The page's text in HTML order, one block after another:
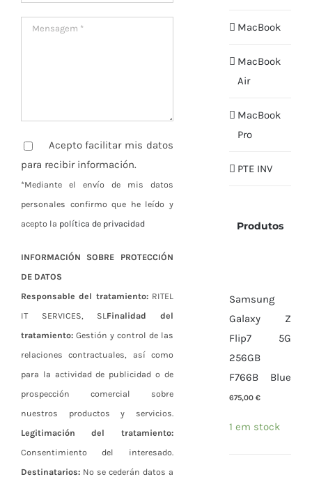
Acepto facilitar mis datos
para recibir información.
*Mediante el envío de mis datos
personales confirmo que he leído y
acepto la política de privacidad
INFORMACIÓN SOBRE PROTECCIÓN
DE DATOS
Responsable del tratamiento:RITEL
IT SERVICES, SLFinalidad del
tratamiento: Gestión y control de las
relaciones contractuales, así como
para la actividad de publicidad o de
prospección comercial sobre
nuestros productos y servicios.
Legitimación del tratamiento:
Consentimiento del interesado.
Destinatarios: No se cederán datos a
MacBook
MacBook
Air
MacBook
Pro
PTE INV
Produtos
Samsung
Galaxy Z
Flip7 5G
256GB
F766B Blue
675,00 €
1 em stock